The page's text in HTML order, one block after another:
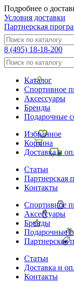
Подробнее о
Условия доставки
Партнерская
8 (495) 18-18-200
Каталог
Спортивное
Аксессуары
Бренды
Подарочные
Избранное
Корзина
Доставка и
Статьи
Партнерская
Контакты
Спортивное
Аксессуары
Бренды
Подарочные
Партнерская
Статьи
Доставка и
Контакты